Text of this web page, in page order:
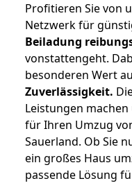
Profitieren Sie von
Netzwerk für
Beiladung
vonstattengeht.
besonderen Wert
Zuverlässigkeit.
Leistungen
für Ihren Umzug
Sauerland. Ob Sie
ein großes Haus
passende Lösung